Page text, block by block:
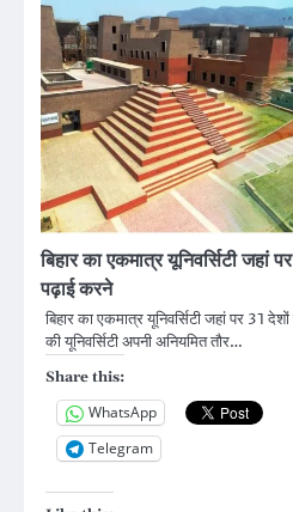
बिहार का एकमात्र यूनिवर्सिटी जहां
पढ़ाई करने
बिहार का एकमात्र यूनिवर्सिटी जहां पर 31
की यूनिवर्सिटी अपनी अनियमित तौर…
Share this:
WhatsApp
Telegram